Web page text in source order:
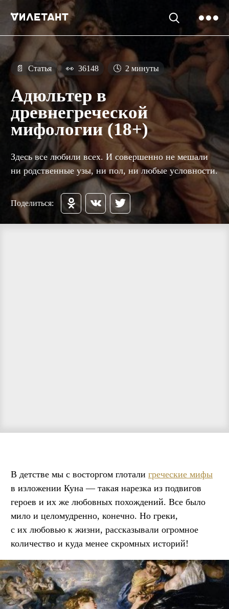
📄 Статья 👀 36148 🕓 2 минуты
Адюльтер в
древнегреческой
мифологии (18+)
Здесь все любили всех. И совершенно не мешали
ни родственные узы, ни пол, ни любые условности.
Поделиться:
В детстве мы с восторгом глотали греческие мифы
в изложении Куна — такая нарезка из подвигов
героев и их же любовных похождений. Все было
мило и целомудренно, конечно. Но греки,
с их любовью к жизни, рассказывали огромное
количество и куда менее скромных историй!